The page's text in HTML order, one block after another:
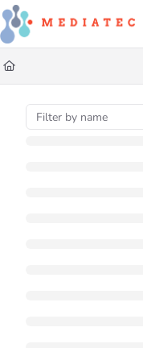
Documentation
Fetch the complete
Use this file to discover all